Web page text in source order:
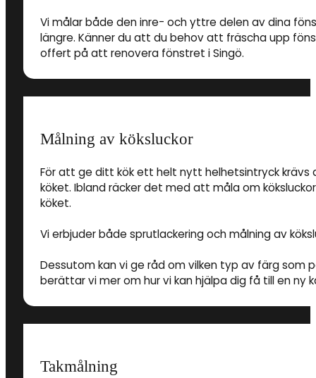
Vi målar både den inre- och yttre delen av dina
längre. Känner du att du behov att fräscha upp
offert på att renovera fönstret i Singö.
Målning av köksluckor
För att ge ditt kök ett helt nytt helhetsintryck
köket. Ibland räcker det med att måla om
köket.
Vi erbjuder både sprutlackering och målning av
Dessutom kan vi ge råd om vilken typ av färg som
berättar vi mer om hur vi kan hjälpa dig få till en ny
Takmålning